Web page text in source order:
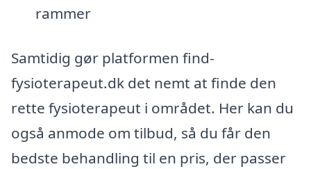
rammer
Samtidig gør platformen find-
fysioterapeut.dk det nemt at finde den
rette fysioterapeut i området. Her kan du
også anmode om tilbud, så du får den
bedste behandling til en pris, der passer